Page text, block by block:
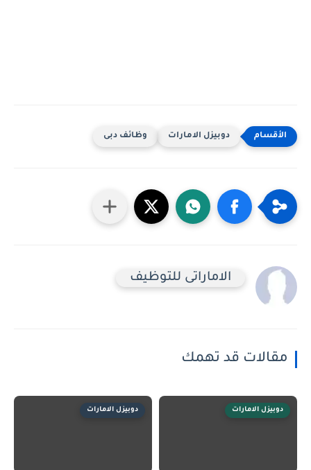
دوبيزل الامارات وظائف دبى
الاماراتى للتوظيف
مقالات قد تهمك
دوبيزل الامارات دوبيزل الامارات